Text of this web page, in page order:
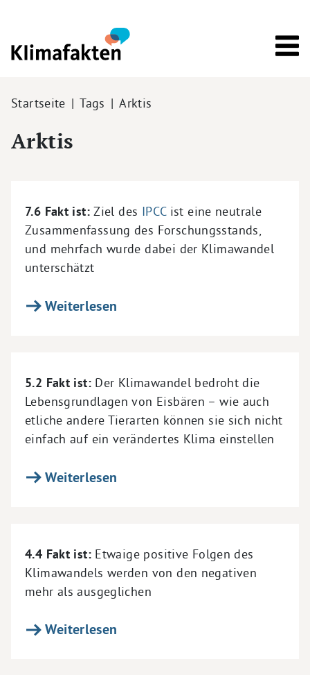
Pfadnavigation
Startseite Tags Arktis
Arktis
7.6 Fakt ist:Ziel des IPCCist eine neutrale
Zusammenfassung des Forschungsstands,
und mehrfach wurde dabei der Klimawandel
unterschätzt
Weiterlesen
5.2 Fakt ist:Der Klimawandel bedroht die
Lebensgrundlagen von Eisbären – wie auch
etliche andere Tierarten können sie sich nicht
einfach auf ein verändertes Klima einstellen
Weiterlesen
4.4 Fakt ist:Etwaige positive Folgen des
Klimawandels werden von den negativen
mehr als ausgeglichen
Weiterlesen